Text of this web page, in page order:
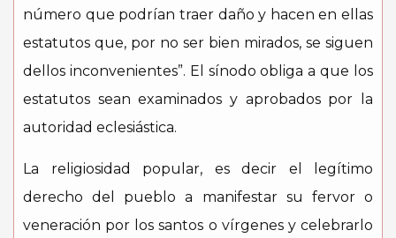
número que podrían traer daño y hacen en ellas
estatutos que, por no ser bien mirados, se siguen
dellos inconvenientes”. El sínodo obliga a que los
estatutos sean examinados y aprobados por la
autoridad eclesiástica.
La religiosidad popular, es decir el legítimo
derecho del pueblo a manifestar su fervor o
veneración por los santos o vírgenes y celebrarlo